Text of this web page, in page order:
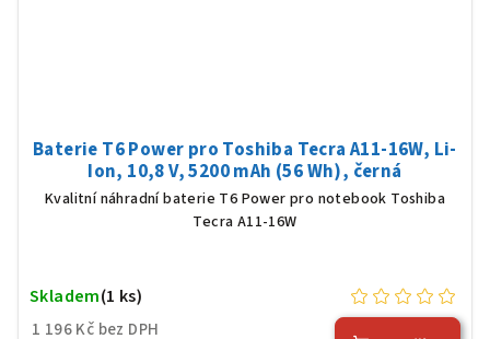
Baterie T6 Power pro Toshiba Tecra A11-16W, Li-
Ion, 10,8 V, 5200 mAh (56 Wh), černá
Kvalitní náhradní baterie T6 Power pro notebook Toshiba
Tecra A11-16W
1 196 Kč bez DPH
Skladem(1 ks)